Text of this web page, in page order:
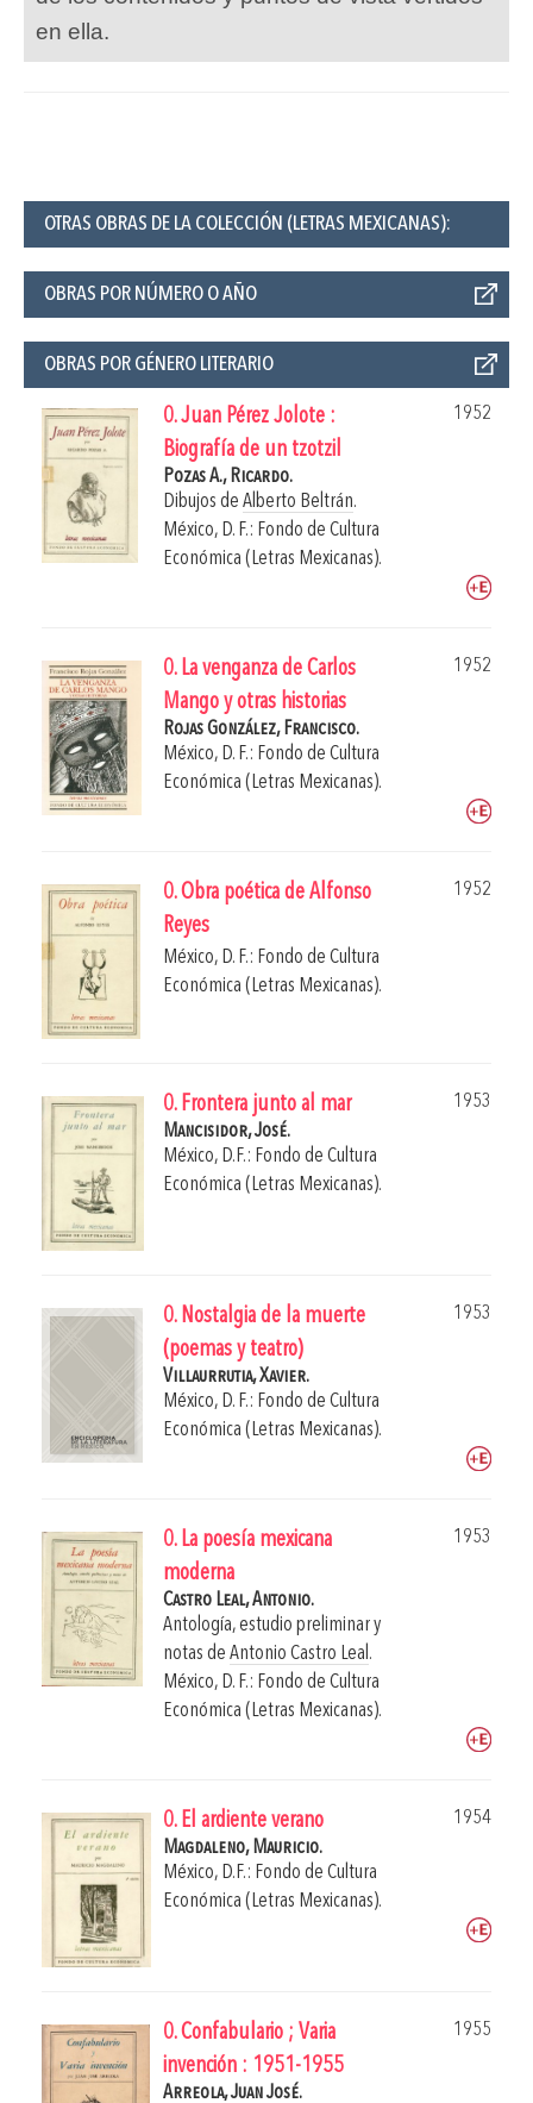
en ella.
OTRAS OBRAS DE LA COLECCIÓN (LETRAS MEXICANAS):
OBRAS POR NÚMERO O AÑO
OBRAS POR GÉNERO LITERARIO
0. Juan Pérez Jolote :
Biografía de un tzotzil
1952
Pozas A., Ricardo.
Dibujos de Alberto Beltrán.
México, D. F.: Fondo de Cultura
Económica (Letras Mexicanas).
0. La venganza de Carlos
Mango y otras historias
1952
Rojas González, Francisco.
México, D. F.: Fondo de Cultura
Económica (Letras Mexicanas).
0. Obra poética de Alfonso
Reyes
1952
México, D. F.: Fondo de Cultura
Económica (Letras Mexicanas).
0. Frontera junto al mar
1953
Mancisidor, José.
México, D.F.: Fondo de Cultura
Económica (Letras Mexicanas).
0. Nostalgia de la muerte
(poemas y teatro)
1953
Villaurrutia, Xavier.
México, D. F.: Fondo de Cultura
Económica (Letras Mexicanas).
0. La poesía mexicana
moderna
1953
Castro Leal, Antonio.
Antología, estudio preliminar y
notas de Antonio Castro Leal .
México, D. F.: Fondo de Cultura
Económica (Letras Mexicanas).
0. El ardiente verano
1954
Magdaleno, Mauricio.
México, D.F.: Fondo de Cultura
Económica (Letras Mexicanas).
0. Confabulario ; Varia
invención : 1951-1955
1955
Arreola, Juan José.